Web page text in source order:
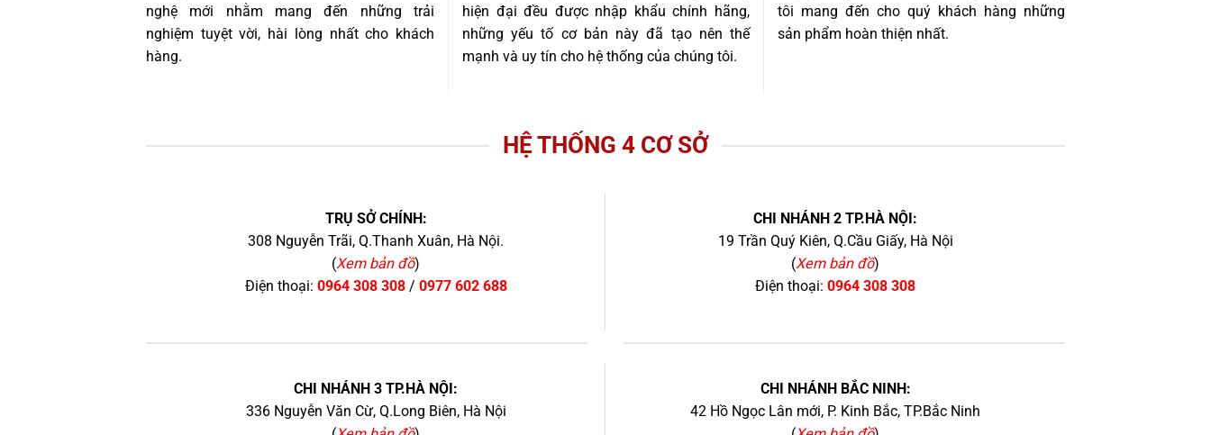
nghệ mới nhằm mang đến những trải
nghiệm tuyệt vời, hài lòng nhất cho khách
hàng.
hiện đại đều được nhập khẩu chính hãng,
những yếu tố cơ bản này đã tạo nên thế
mạnh và uy tín cho hệ thống của chúng tôi.
tôi mang đến cho quý khách hàng những
sản phẩm hoàn thiện nhất.
HỆ THỐNG 4 CƠ SỞ
TRỤ SỞ CHÍNH:
308 Nguyễn Trãi, Q.Thanh Xuân, Hà Nội.
(Xem bản đồ)
Điện thoại: 0964 308 308/ 0977 602 688
CHI NHÁNH 2 TP.HÀ NỘI:
19 Trần Quý Kiên, Q.Cầu Giấy, Hà Nội
(Xem bản đồ)
Điện thoại: 0964 308 308
CHI NHÁNH 3 TP.HÀ NỘI:
336 Nguyễn Văn Cừ, Q.Long Biên, Hà Nội
CHI NHÁNH BẮC NINH:
42 Hồ Ngọc Lân mới, P. Kinh Bắc, TP.Bắc Ninh